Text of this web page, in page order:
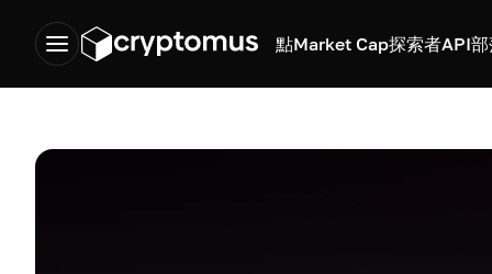
點Market Cap探索者API